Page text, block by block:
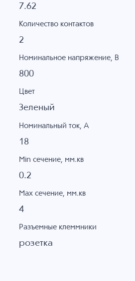
7.62
Количество контактов
2
Номинальное напряжение, B
800
Цвет
Зеленый
Номинальный ток, А
18
Min сечение, мм.кв
0.2
Max сечение, мм.кв
4
Разъемные клеммники
розетка